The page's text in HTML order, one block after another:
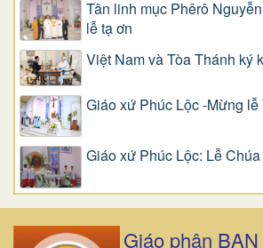
Tân linh mục Phêrô
lễ tạ ơn
Việt Nam và Tòa Thánh ký
Giáo xứ Phúc Lộc -Mừng
Giáo xứ Phúc Lộc: Lễ
Giáo phận